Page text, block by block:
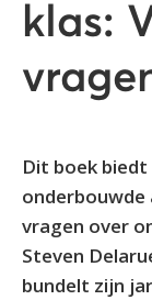
klas:
Dit boek
vragen over
Steven
bundelt zijn